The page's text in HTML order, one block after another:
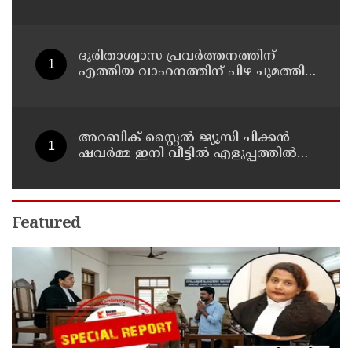
ദുരിതാശ്വാസ പ്രവർത്തനത്തിന്
എത്തിയ വാഹനത്തിന് പിഴ ചുമത്തി;
അറബിക് സ്റ്റൈൽ ജ്യൂസി ചിക്കൻ
ഷവർമ്മ ഇനി വീട്ടിൽ എളുപ്പത്തിൽ
Featured